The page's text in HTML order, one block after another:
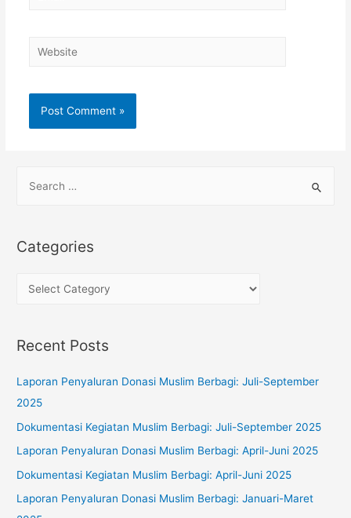
r
r
Categories
e
o
r
i
e
s
Recent Posts
Laporan Penyaluran Donasi Muslim Berbagi: Juli-September
2025
Dokumentasi Kegiatan Muslim Berbagi: Juli-September 2025
Laporan Penyaluran Donasi Muslim Berbagi: April-Juni 2025
Dokumentasi Kegiatan Muslim Berbagi: April-Juni 2025
Laporan Penyaluran Donasi Muslim Berbagi: Januari-Maret